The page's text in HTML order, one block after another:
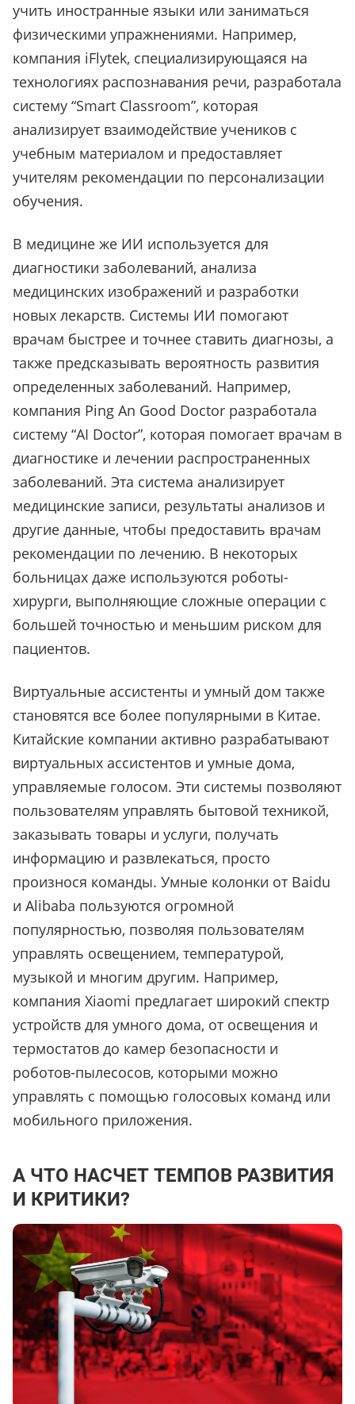
учить иностранные языки или заниматься
физическими упражнениями. Например,
компания iFlytek, специализирующаяся на
технологиях распознавания речи, разработала
систему “Smart Classroom”, которая
анализирует взаимодействие учеников с
учебным материалом и предоставляет
учителям рекомендации по персонализации
обучения.
В медицине же ИИ используется для
диагностики заболеваний, анализа
медицинских изображений и разработки
новых лекарств. Системы ИИ помогают
врачам быстрее и точнее ставить диагнозы, а
также предсказывать вероятность развития
определенных заболеваний. Например,
компания Ping An Good Doctor разработала
систему “AI Doctor”, которая помогает врачам в
диагностике и лечении распространенных
заболеваний. Эта система анализирует
медицинские записи, результаты анализов и
другие данные, чтобы предоставить врачам
рекомендации по лечению. В некоторых
больницах даже используются роботы-
хирурги, выполняющие сложные операции с
большей точностью и меньшим риском для
пациентов.
Виртуальные ассистенты и умный дом также
становятся все более популярными в Китае.
Китайские компании активно разрабатывают
виртуальных ассистентов и умные дома,
управляемые голосом. Эти системы позволяют
пользователям управлять бытовой техникой,
заказывать товары и услуги, получать
информацию и развлекаться, просто
произнося команды. Умные колонки от Baidu
и Alibaba пользуются огромной
популярностью, позволяя пользователям
управлять освещением, температурой,
музыкой и многим другим. Например,
компания Xiaomi предлагает широкий спектр
устройств для умного дома, от освещения и
термостатов до камер безопасности и
роботов-пылесосов, которыми можно
управлять с помощью голосовых команд или
мобильного приложения.
А ЧТО НАСЧЕТ ТЕМПОВ РАЗВИТИЯ
И КРИТИКИ?